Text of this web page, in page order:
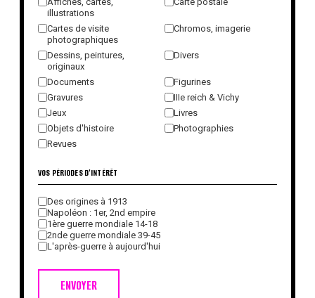
illustrations
Cartes de visite
photographiques
Chromos, imagerie
Dessins, peintures,
originaux
Divers
Documents
Figurines
Gravures
IIIe reich & Vichy
Jeux
Livres
Objets d'histoire
Photographies
Revues
ENVOYER
VOS PÉRIODES D'INTÉRÊT
Des origines à 1913
Napoléon : 1er, 2nd empire
1ère guerre mondiale 14-18
2nde guerre mondiale 39-45
L'après-guerre à aujourd'hui